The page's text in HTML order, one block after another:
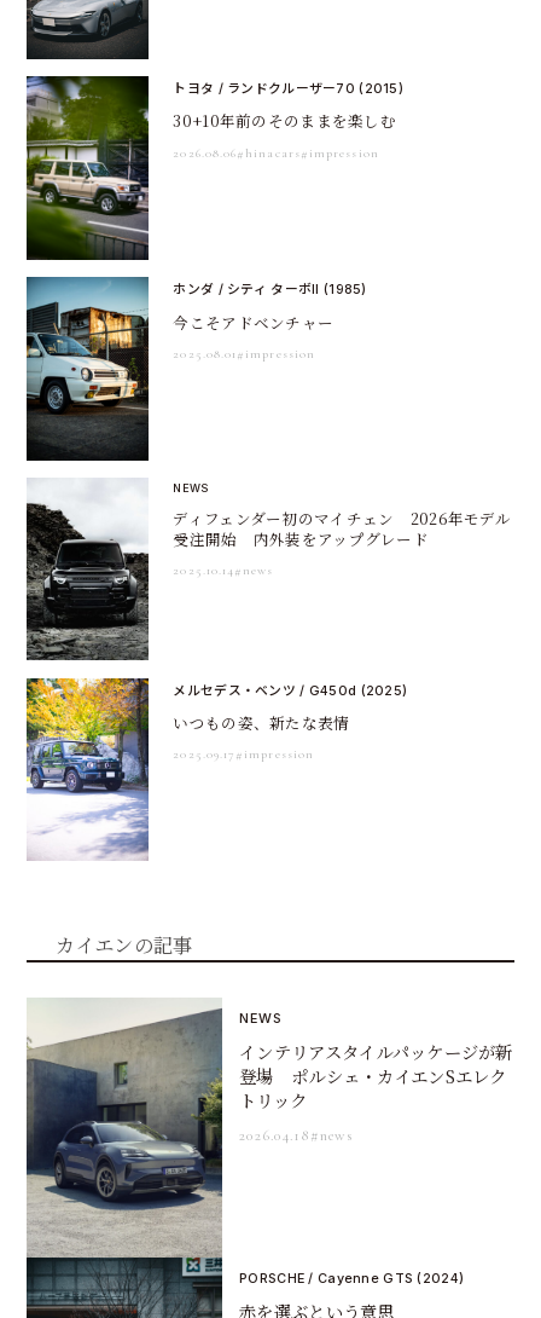
トヨタ / ランドクルーザー70 (2015)
30+10年前のそのままを楽しむ
2026.08.06#hinacars#impression
ホンダ / シティ ターボII (1985)
今こそアドベンチャー
2025.08.01 #impression
NEWS
ディフェンダー初のマイチェン 2026年モデル
受注開始 内外装をアップグレード
2025.10.14 #news
メルセデス・ベンツ / G450d (2025)
いつもの姿、新たな表情
2025.09.17 #impression
カイエンの記事
NEWS
インテリアスタイルパッケージが新
登場 ポルシェ・カイエンSエレク
トリック
2026.04.18#news
PORSCHE / Cayenne GTS (2024)
赤を選ぶという意思